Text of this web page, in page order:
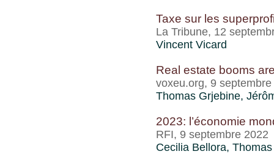
Taxe sur les
La Tribune, 12
Vincent Vicard
Real estate booms
voxeu.org, 9
Thomas Grjebine,
2023: l’économie
RFI, 9 septembre 2022
Cecilia Bellora,